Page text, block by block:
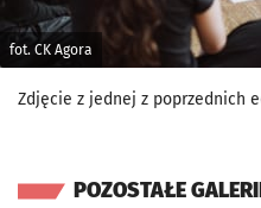
fot. CK Agora
Zdjęcie z jednej z poprzednich
POZOSTAŁE